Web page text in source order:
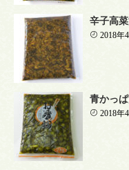
辛子高
2018年
青かっ
2018年